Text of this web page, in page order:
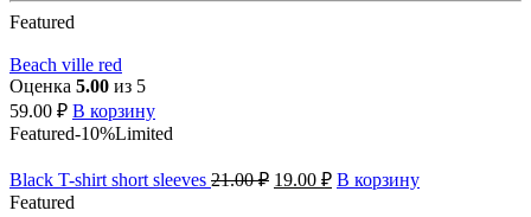
Featured
Beach ville red
Оценка 5.00 из 5
59.00 ₽ В корзину
Featured-10%Limited
Black T-shirt short sleeves 21.00₽ 19.00 ₽ В корзину
Featured